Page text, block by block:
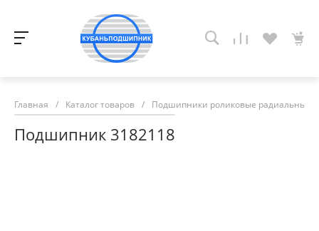
Главная / Каталог товаров / Подшипники роликовые радиальные
Подшипник 3182118